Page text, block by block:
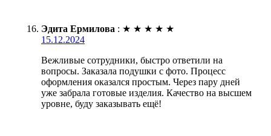
Эдита Ермилова : ★ ★ ★ ★ ★
15.12.2024
Вежливые сотрудники, быстро ответили на
вопросы. Заказала подушки с фото. Процесс
оформления оказался простым. Через пару дней
уже забрала готовые изделия. Качество на высшем
уровне, буду заказывать ещё!